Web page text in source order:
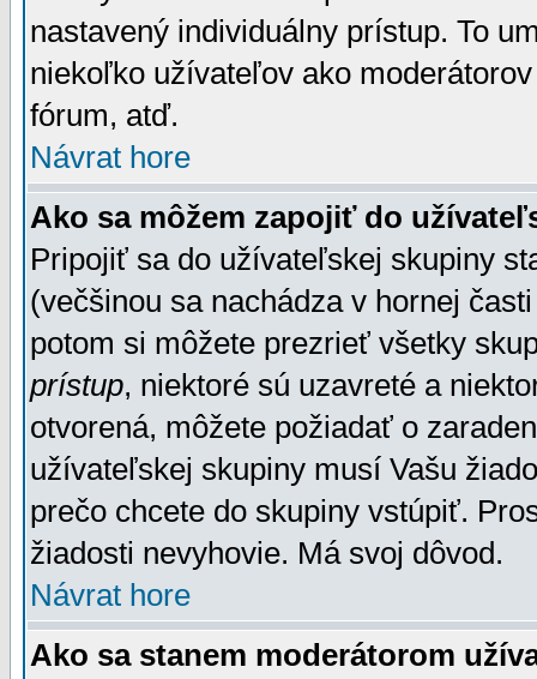
nastavený individuálny prístup. To
niekoľko užívateľov ako
fórum, atď.
Návrat hore
Ako sa môžem zapojiť do
Pripojiť sa do užívateľskej skupiny
(večšinou sa nachádza v hornej
potom si môžete prezrieť všetky
prístup, niektoré sú uzavreté a
otvorená, môžete požiadať o
užívateľskej skupiny musí Vašu
prečo chcete do skupiny vstúpiť.
žiadosti nevyhovie. Má svoj dôvod.
Návrat hore
Ako sa stanem moderátorom